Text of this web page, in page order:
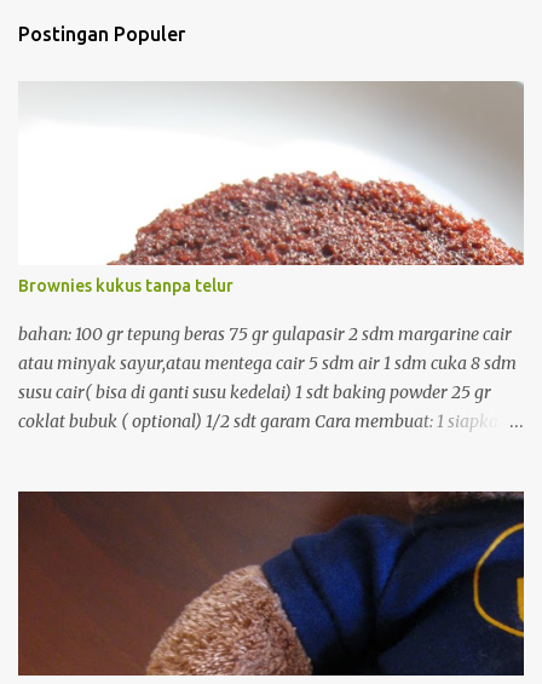
Postingan Populer
Brownies kukus tanpa telur
bahan: 100 gr tepung beras 75 gr gulapasir 2 sdm margarine cair
atau minyak sayur,atau mentega cair 5 sdm air 1 sdm cuka 8 sdm
susu cair( bisa di ganti susu kedelai) 1 sdt baking powder 25 gr
coklat bubuk ( optional) 1/2 sdt garam Cara membuat: 1 siapkan
masukkan ke cetakan yang telah di poles margarine. 5. kukus
dengan api besar sekitar 15 menit, hidangkan